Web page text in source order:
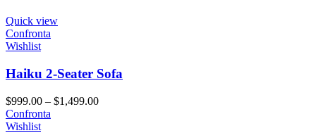
Quick view
Confronta
Wishlist
Haiku 2-Seater Sofa
$999.00 – $1,499.00
Confronta
Wishlist